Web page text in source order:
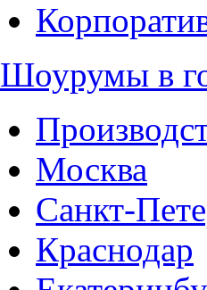
Шоурумы в
Москва
Санкт-
Краснодар